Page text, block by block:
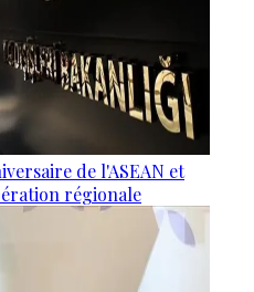
de l'ASEAN et
régionale